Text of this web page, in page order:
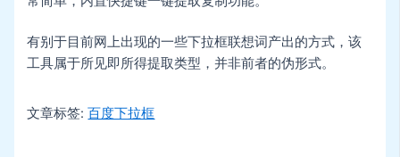
有别于目前网上出现的一些下拉框联想词产出的方式，该
工具属于所见即所得提取类型，并非前者的伪形式。
文章标签:百度下拉框